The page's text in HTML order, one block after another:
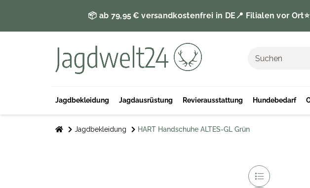
📦 ab 79,95 € versandkostenfrei in DE 📍 Filialen vor Ort
Jagdbekleidung Jagdausrüstung Revierausstattung Hundebedarf
Jagdbekleidung HART Handschuhe ALTES-GL Grün